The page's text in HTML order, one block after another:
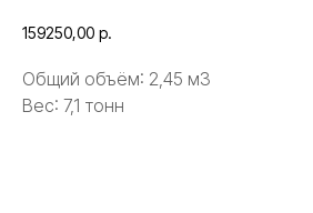
159250,00 р.
Общий объём: 2,45 м3
Вес: 7,1 тонн